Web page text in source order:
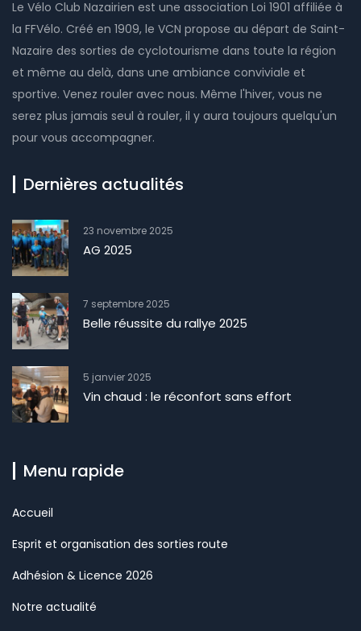
Le Vélo Club Nazairien est une association Loi 1901 affiliée à
la FFVélo. Créé en 1909, le VCN propose au départ de Saint-
Nazaire des sorties de cyclotourisme dans toute la région
et même au delà, dans une ambiance conviviale et
sportive. Venez rouler avec nous. Même l'hiver, vous ne
serez plus jamais seul à rouler, il y aura toujours quelqu'un
pour vous accompagner.
Dernières actualités
23 novembre 2025
AG 2025
7 septembre 2025
Belle réussite du rallye 2025
5 janvier 2025
Vin chaud : le réconfort sans effort
Menu rapide
Accueil
Esprit et organisation des sorties route
Adhésion & Licence 2026
Notre actualité